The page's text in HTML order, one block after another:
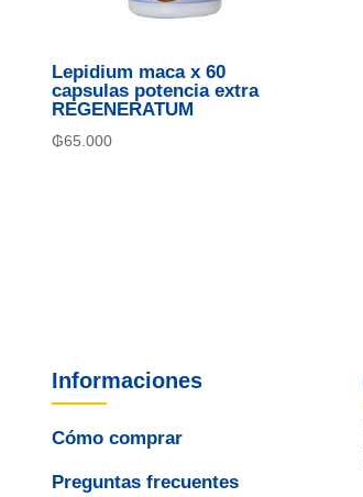
Lepidium maca x 60
capsulas potencia extra
REGENERATUM
₲65.000
Informaciones
Cómo comprar
Preguntas frecuentes